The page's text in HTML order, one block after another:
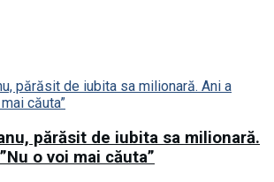
părăsit de iubita sa milionară.
o voi mai căuta”